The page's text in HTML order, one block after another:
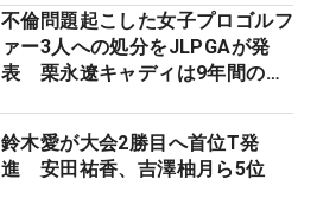
不倫問題起こした女子プロゴルフ
ァー3人への処分をJLPGAが発
表 栗永遼キャディは9年間の立
鈴木愛が大会2勝目へ首位T発
進 安田祐香、吉澤柚月ら5位